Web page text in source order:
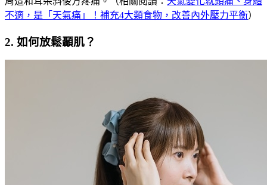
不適，是「天氣痛」！補充4大類食物，改善內外壓力平衡）
2. 如何放鬆顳肌？